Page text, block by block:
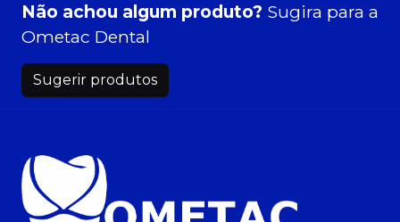
Não achou algum produto? Sugira para a
Ometac Dental
Sugerir produtos